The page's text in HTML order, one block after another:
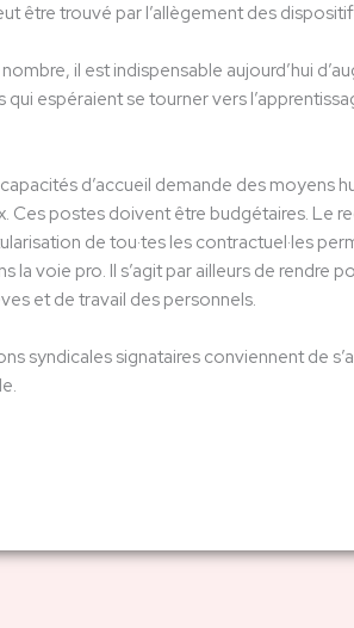
être trouvé par l’allègement des
il est indispensable aujourd’hui
espéraient se tourner vers
d’accueil demande des moyens
Ces postes doivent être budgétaires. Le
de tou·tes les contractuel·les
la voie pro. Il s’agit par ailleurs de
et de travail des personnels.
syndicales signataires conviennent de